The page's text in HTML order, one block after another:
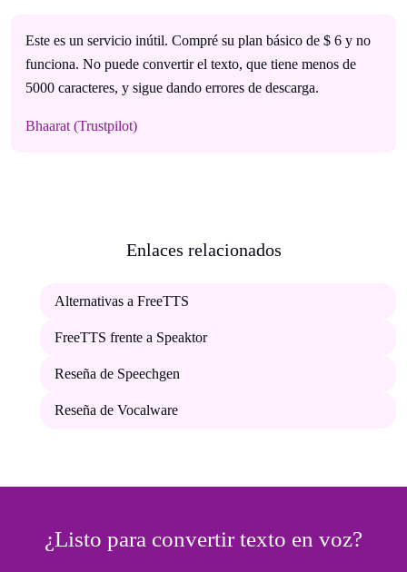
Este es un servicio inútil. Compré su plan básico de $ 6 y no
funciona. No puede convertir el texto, que tiene menos de
5000 caracteres, y sigue dando errores de descarga.
Bhaarat (Trustpilot)
Enlaces relacionados
Alternativas a FreeTTS
FreeTTS frente a Speaktor
Reseña de Speechgen
Reseña de Vocalware
¿Listo para convertir texto en voz?